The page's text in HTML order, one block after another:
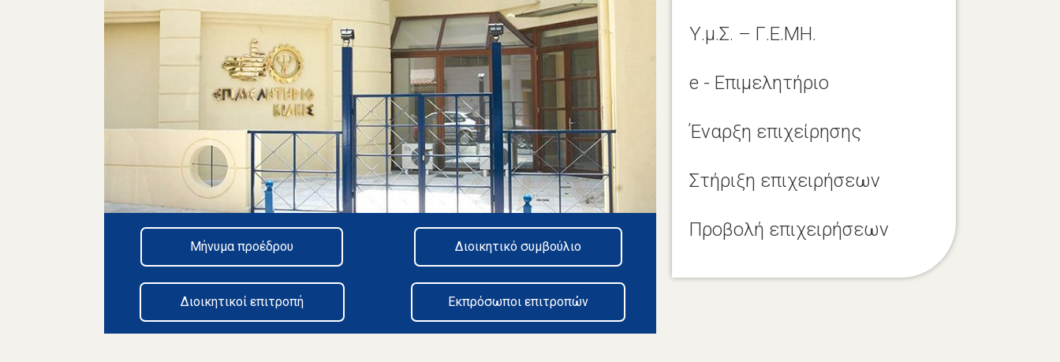
Μήνυμα προέδρου
Διοικητικοί επιτροπή
Διοικητικό συμβούλιο
Εκπρόσωποι επιτροπών
Υ.μ.Σ. – Γ.Ε.ΜΗ.
e - Επιμελητήριο
Έναρξη επιχείρησης
Στήριξη επιχειρήσεων
Προβολή επιχειρήσεων